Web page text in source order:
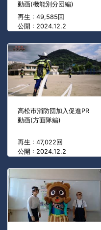
動画(機能別分団編)
再生 : 49,585回
公開 : 2024.12.2
高松市消防団加入促進PR
動画(方面隊編)
再生 : 47,022回
公開 : 2024.12.2